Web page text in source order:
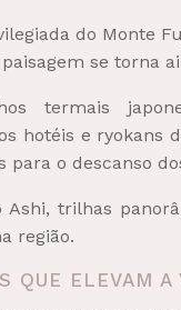
do Monte
se torna
termais
hotéis e ryokans
o descanso
Ashi, trilhas
região.
QUE ELEVAM A